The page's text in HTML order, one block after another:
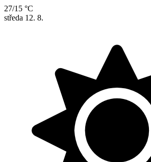
27/15 °C
středa 12. 8.